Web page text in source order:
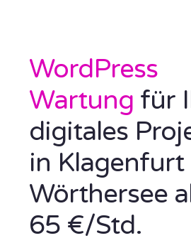
WordPress
Wartung für
digitales
in Klagenfurt
Wörthersee
65 €/Std.